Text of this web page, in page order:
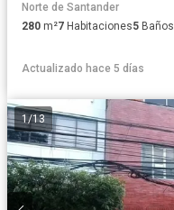
Norte de Santander
280 m²7 Habitaciones5 Baños
Actualizado hace 5 días
1/13